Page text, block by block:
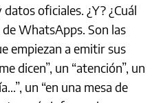
oficiales. ¿Y? ¿Cuál
WhatsApps. Son las
empiezan a emitir sus
dicen”, un “atención”, un
un “en una mesa de